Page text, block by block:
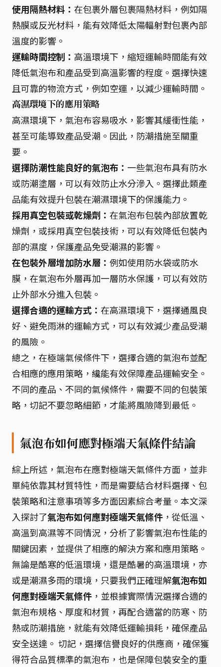
使用隔熱材料： 在包裹外層包裹隔熱材料，例如隔
熱膜或反光材料，能有效降低太陽輻射對包裹內部
溫度的影響。
運輸時間控制： 高溫環境下，縮短運輸時間能有效
降低氣泡布和產品受到高溫影響的程度。選擇快速
且可靠的物流方式，例如空運，以減少運輸時間。
高濕環境下的應用策略
高濕環境下，氣泡布容易吸水，影響其緩衝性能，
甚至可能導致產品受潮。因此，防潮措施至關重
要。
選擇防潮性能良好的氣泡布： 一些氣泡布具有防水
或防潮塗層，可以有效防止水分滲入。選擇此類產
品能有效提升包裝在潮濕環境下的保護能力。
採用真空包裝或乾燥劑： 在氣泡布包裝內部放置乾
燥劑，或採用真空包裝技術，可以有效降低包裝內
部的濕度，保護產品免受潮濕的影響。
在包裝外層增加防水層： 例如使用防水袋或防水
膜，在氣泡布外層再加一層防水保護，可以有效防
止外部水分進入包裝。
選擇合適的運輸方式： 在高濕環境下，選擇通風良
好、避免雨淋的運輸方式，可以有效減少產品受潮
的風險。
總之，在極端氣候條件下，選擇合適的氣泡布並配
合相應的應用策略，纔能有效保障產品運輸安全。
不同的產品、不同的氣候條件，需要不同的包裝策
略，切記不要忽略細節，才能將風險降到最低。
氣泡布如何應對極端天氣條件結論
綜上所述，氣泡布在應對極端天氣條件方面，並非
單純依靠其材質特性，而是需要結合材料選擇、包
裝策略和注意事項等多方面因素綜合考量。本文深
入探討了氣泡布如何應對極端天氣條件 ，從低溫、
高溫到高濕等不同情況，分析了影響氣泡布性能的
關鍵因素，並提供了相應的解決方案和應用策略。
無論是酷寒的低溫環境，還是酷暑的高溫環境，亦
或是潮濕多雨的環境，只要我們正確理解氣泡布如
何應對極端天氣條件 ，並根據實際情況選擇合適的
氣泡布規格、厚度和材質，再配合適當的防寒、防
熱或防潮措施，就能有效降低運輸損耗，確保產品
安全送達。 切記，選擇信譽良好的供應商，確保獲
得符合品質標準的氣泡布，也是保障包裝安全的重